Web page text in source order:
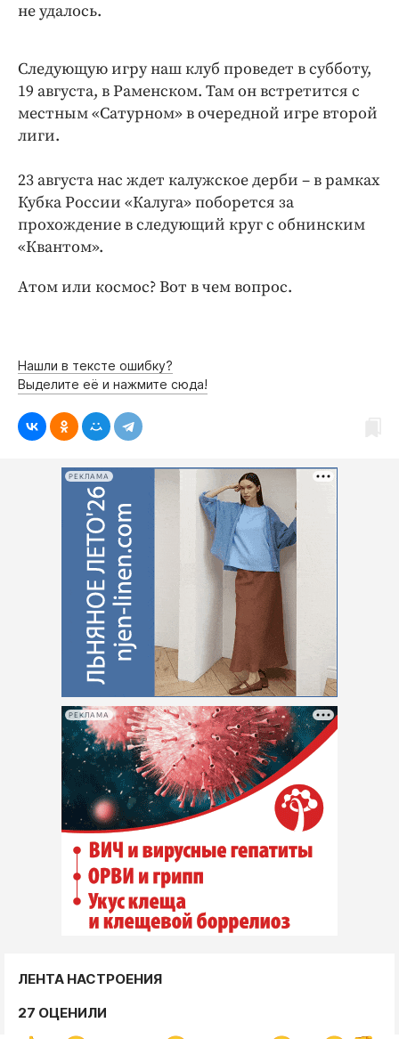
не удалось.
Следующую игру наш клуб проведет в субботу,
19 августа, в Раменском. Там он встретится с
местным «Сатурном» в очередной игре второй
лиги.
23 августа нас ждет калужское дерби – в рамках
Кубка России «Калуга» поборется за
прохождение в следующий круг с обнинским
«Квантом».
Атом или космос? Вот в чем вопрос.
Нашли в тексте ошибку?
Выделите её и нажмите сюда!
РЕКЛАМА
РЕКЛАМА
ЛЕНТА НАСТРОЕНИЯ
27 ОЦЕНИЛИ